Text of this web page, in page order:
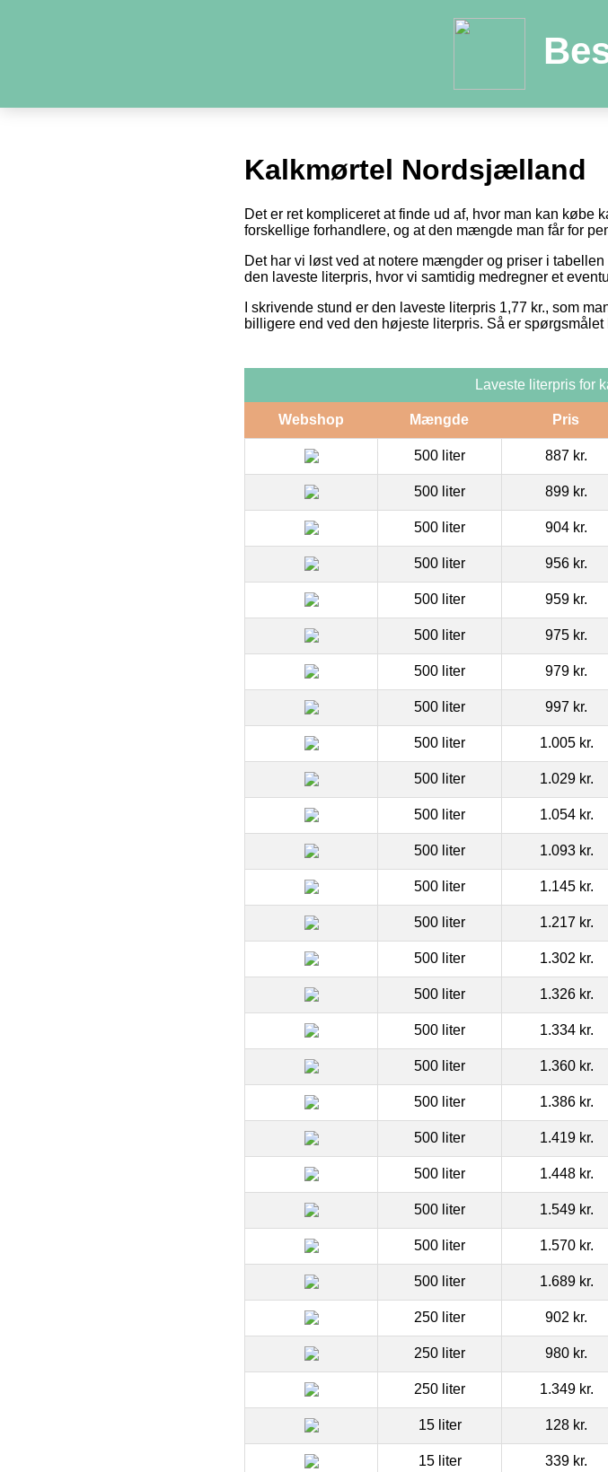
Kalkmørtel Nordsjælland
Det er ret kompliceret at finde ud af, hvor man kan købe
forskellige forhandlere, og at den mængde man får for
Det har vi løst ved at notere mængder og priser i
den laveste literpris, hvor vi samtidig medregner et
I skrivende stund er den laveste literpris 1,77 kr., som
billigere end ved den højeste literpris. Så er
Laveste literpris for
Webshop Mængde Pris
500 liter 887 kr.
500 liter 899 kr.
500 liter 904 kr.
500 liter 956 kr.
500 liter 959 kr.
500 liter 975 kr.
500 liter 979 kr.
500 liter 997 kr.
500 liter 1.005 kr.
500 liter 1.029 kr.
500 liter 1.054 kr.
500 liter 1.093 kr.
500 liter 1.145 kr.
500 liter 1.217 kr.
500 liter 1.302 kr.
500 liter 1.326 kr.
500 liter 1.334 kr.
500 liter 1.360 kr.
500 liter 1.386 kr.
500 liter 1.419 kr.
500 liter 1.448 kr.
500 liter 1.549 kr.
500 liter 1.570 kr.
500 liter 1.689 kr.
250 liter 902 kr.
250 liter 980 kr.
250 liter 1.349 kr.
15 liter 128 kr.
15 liter 339 kr.